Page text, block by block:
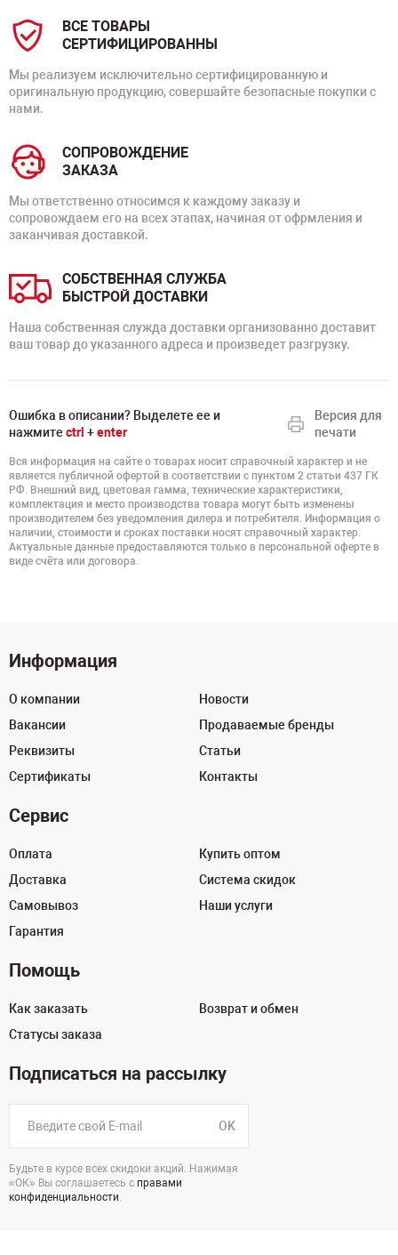
ВСЕ ТОВАРЫ
СЕРТИФИЦИРОВАННЫ
Мы реализуем исключительно сертифицированную и
оригинальную продукцию, совершайте безопасные покупки с
нами.
СОПРОВОЖДЕНИЕ
ЗАКАЗА
Мы ответственно относимся к каждому заказу и
сопровождаем его на всех этапах, начиная от офрмления и
заканчивая доставкой.
СОБСТВЕННАЯ СЛУЖБА
БЫСТРОЙ ДОСТАВКИ
Наша собственная служда доставки организованно доставит
ваш товар до указанного адреса и произведет разгрузку.
Ошибка в описании? Выделете ее и
нажмите ctrl +enter
Версия для
печати
Вся информация на сайте о товарах носит справочный характер и не
является публичной офертой в соответствии с пунктом 2 статьи 437 ГК
РФ. Внешний вид, цветовая гамма, технические характеристики,
комплектация и место производства товара могут быть изменены
производителем без уведомления дилера и потребителя. Информация о
наличии, стоимости и сроках поставки носят справочный характер.
Актуальные данные предоставляются только в персональной оферте в
виде счёта или договора.
Информация
О компании
Вакансии
Реквизиты
Сертификаты
Новости
Продаваемые бренды
Статьи
Контакты
Сервис
Оплата
Доставка
Самовывоз
Гарантия
Купить оптом
Система скидок
Наши услуги
Помощь
Как заказать
Статусы заказа
Возврат и обмен
Подписаться на рассылку
OK
Будьте в курсе всех скидоки акций. Нажимая
«ОК» Вы соглашаетесь с правами
конфиденциальности.